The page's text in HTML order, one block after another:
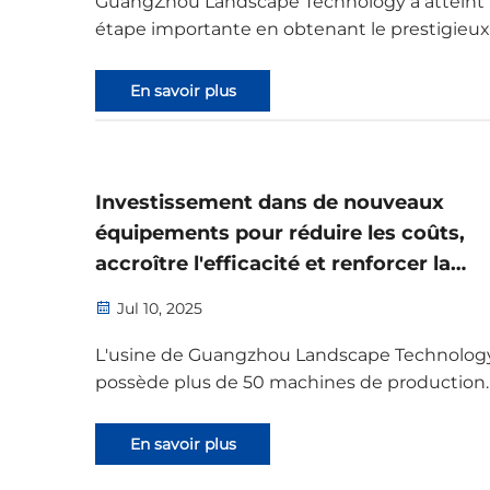
étape importante en obtenant le prestigieux
garantit non seulement la conformité aux
réglementations internationales du
En savoir plus
Investissement dans de nouveaux
équipements pour réduire les coûts,
accroître l'efficacité et renforcer la
Jul 10, 2025
L'usine de Guangzhou Landscape
possède plus de 50 machines de production
haute définition, des imprimantes
des imprimantes à bannières, des machines
En savoir plus